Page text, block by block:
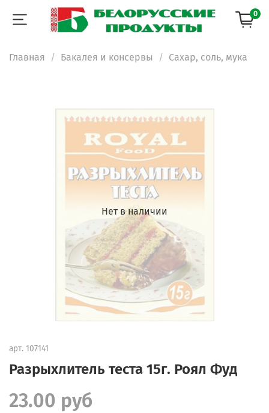
0
Главная Бакалея и консервы Сахар, соль, мука
Нет в наличии
арт. 107141
Разрыхлитель теста 15г. Роял Фуд
23.00 руб